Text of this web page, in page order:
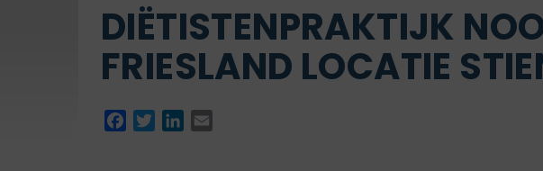
DIËTISTENPRAKTIJK
FRIESLAND LOCATIE
Facebook
TwitterLinkedIn